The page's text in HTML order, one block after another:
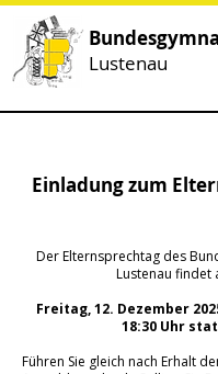
Lustenau
Einladung zum
Der Elternsprechtag des
Lustenau findet
Freitag, 12. Dezember
18:30 Uhr
Führen Sie gleich nach Erhalt